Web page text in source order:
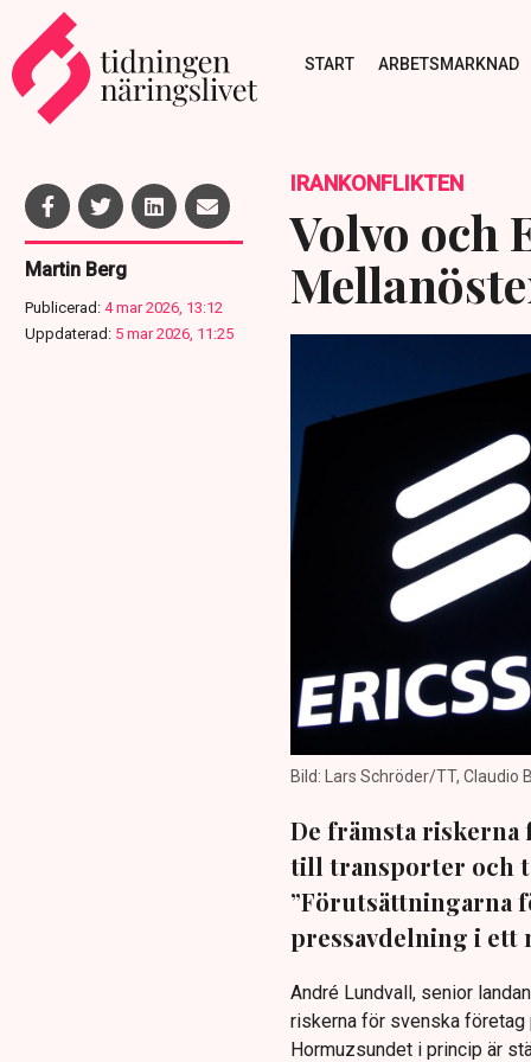
START ARBETSMARKNAD
Martin Berg
Publicerad: 4 mar 2026, 13:12
Uppdaterad: 5 mar 2026, 11:25
IRANKONFLIKTEN
Volvo och
Bild: Lars Schröder/TT, Claudio
De främsta riskerna
till transporter och
”Förutsättningarna
pressavdelning i ett
André Lundvall, senior
riskerna för svenska
Hormuzsundet i princip är